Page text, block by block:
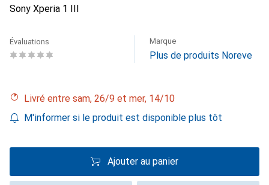
Sony Xperia 1 III
Évaluations Marque
Plus de produits Noreve
Livré entre sam, 26/9 et mer, 14/10
M'informer si le produit est disponible plus tôt
Ajouter au panier